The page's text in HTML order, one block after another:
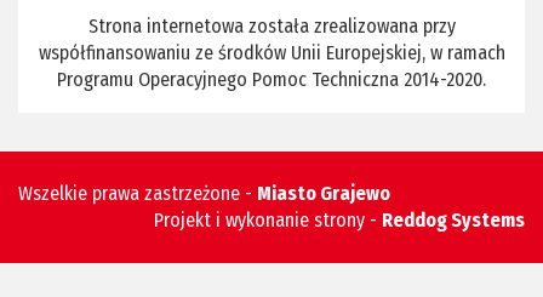
Strona internetowa została zrealizowana przy
współfinansowaniu ze środków Unii Europejskiej, w ramach
Programu Operacyjnego Pomoc Techniczna 2014-2020.
Wszelkie prawa zastrzeżone - Miasto Grajewo
Projekt i wykonanie strony - Reddog Systems